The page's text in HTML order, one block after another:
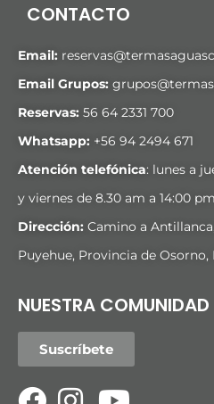
CONTACTO
Email:
Email Grupos:
Reservas: 56 64 2331 700
Whatsapp: +56 94 2494 671
Atención telefónica: lunes a
y viernes de 8.30 am a 14:00
Dirección: Camino a
Puyehue, Provincia de Osorno,
NUESTRA COMUNIDAD
Suscríbete